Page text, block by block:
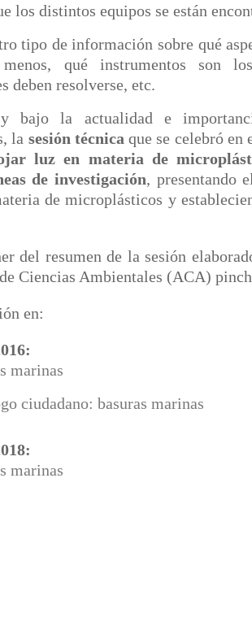
los distintos equipos se están
tipo de información sobre qué
qué instrumentos son
deben resolverse, etc.
bajo la actualidad e
la sesión técnica que se celebró en
luz en materia de
de investigación, presentando
de microplásticos y
del resumen de la sesión
Ciencias Ambientales (ACA)
en:
marinas
ciudadano: basuras marinas
marinas